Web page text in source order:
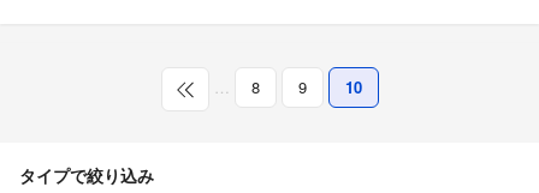
… 8 9 10
タイプで絞り込み